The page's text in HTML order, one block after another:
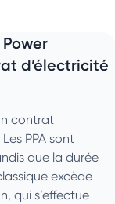
d’électricité
contrat
PPA sont
que la durée
excède
qui s’effectue